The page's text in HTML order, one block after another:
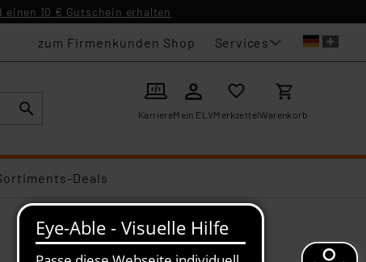
10 € Gutschein erhalten
zum Firmenkunden Shop Services
KarriereMein ELVMerkzettelWarenkorb
Deals